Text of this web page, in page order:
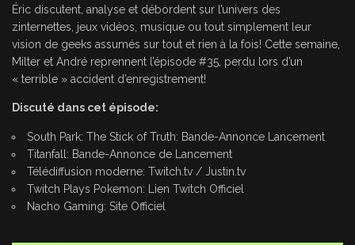
r
a
u
d
i
Éric discutent, analyse et débordent sur l’univers des
zinternettes, jeux vidéos, musique ou tout simplement leur
vision de geeks assumés sur tout et rien à la fois! Cette semaine,
Milter et André reprennent l’épisode #35, perdu lors d’un
« terrible » accident d’enregistrement!
Discuté dans cet épisode:
South Park: The Stick of Truth: Bande-Annonce Lancement
Titanfall: Bande-Annonce de Lancement
Télédiffusion moderne: Twitch.tv / Justin.tv
Twitch Plays Pokemon:
Lien Twitch Officiel
Nacho Gaming: Site Officiel